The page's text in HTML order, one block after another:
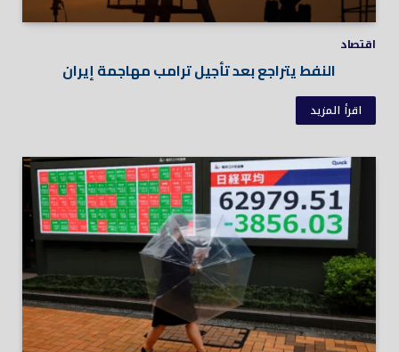
اقتصاد
النفط يتراجع بعد تأجيل ترامب مهاجمة إيران
اقرأ المزيد